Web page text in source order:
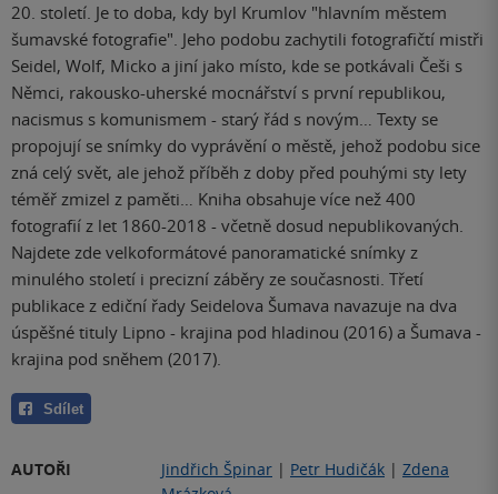
20. století. Je to doba, kdy byl Krumlov "hlavním městem
šumavské fotografie". Jeho podobu zachytili fotografičtí mistři
Seidel, Wolf, Micko a jiní jako místo, kde se potkávali Češi s
Němci, rakousko-uherské mocnářství s první republikou,
nacismus s komunismem - starý řád s novým… Texty se
propojují se snímky do vyprávění o městě, jehož podobu sice
zná celý svět, ale jehož příběh z doby před pouhými sty lety
téměř zmizel z paměti… Kniha obsahuje více než 400
fotografií z let 1860-2018 - včetně dosud nepublikovaných.
Najdete zde velkoformátové panoramatické snímky z
minulého století i precizní záběry ze současnosti. Třetí
publikace z ediční řady Seidelova Šumava navazuje na dva
úspěšné tituly Lipno - krajina pod hladinou (2016) a Šumava -
krajina pod sněhem (2017).
Sdílet
AUTOŘI Jindřich Špinar | Petr Hudičák | Zdena